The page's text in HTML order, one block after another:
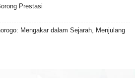
Prestasi
Mengakar dalam Sejarah, Menjulang